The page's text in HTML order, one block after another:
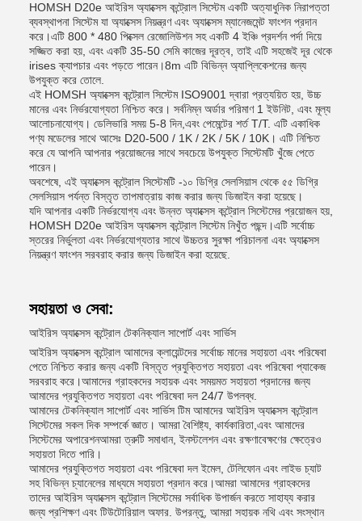
HOMSH D20e আইরিস অ্যাক্সেস কন্ট্রোল সিস্টেম একটি অত্যাধুনিক নিরাপত্তা
ব্যবস্থাপনা সিস্টেম যা অ্যাক্সেস নিয়ন্ত্রণ এবং অ্যাক্সেস ম্যানেজমেন্ট ফাংশন প্রদান
করে।এটি 800 * 480 পিক্সেল রেজোলিউশন সহ একটি 4 ইঞ্চি প্রদর্শন পর্দা দিয়ে
সজ্জিত করা হয়, এবং একটি 35-50 সেমি কাজের দূরত্ব, তাই এটি সহজেই দূর থেকে
irises ক্যাপচার এবং পড়তে পারেন।8m এটি বিভিন্ন অ্যাপ্লিকেশনের জন্য
উপযুক্ত করে তোলে.
এই HOMSH অ্যাক্সেস কন্ট্রোল সিস্টেম ISO9001 দ্বারা প্রত্যয়িত হয়, উচ্চ
মানের এবং নির্ভরযোগ্যতা নিশ্চিত করে। সর্বনিম্ন অর্ডার পরিমাণ 1 ইউনিট, এবং মূল্য
আলোচনাযোগ্য। ডেলিভারি সময় 5-8 দিন,এবং পেমেন্টের শর্ত T/T. এটি একাধিক
পণ্য মডেলের সাথে আসেঃ D20-500 / 1K / 2K / 5K / 10K। এটি নিশ্চিত
করে যে আপনি আপনার প্রয়োজনের সাথে সবচেয়ে উপযুক্ত সিস্টেমটি খুঁজে পেতে
পারেন।
অবশেষে, এই অ্যাক্সেস কন্ট্রোল সিস্টেমটি -১০ ডিগ্রি সেলসিয়াস থেকে ৫৫ ডিগ্রি
সেলসিয়াস পর্যন্ত বিস্তৃত তাপমাত্রায় কাজ করার জন্য ডিজাইন করা হয়েছে।
যদি আপনার একটি নির্ভরযোগ্য এবং উন্নত অ্যাক্সেস কন্ট্রোল সিস্টেমের প্রয়োজন হয়,
HOMSH D20e আইরিস অ্যাক্সেস কন্ট্রোল সিস্টেম নিখুঁত পছন্দ।এটি সর্বোচ্চ
স্তরের নির্ভুলতা এবং নির্ভরযোগ্যতার সাথে উচ্চতর সুরক্ষা পরিচালনা এবং অ্যাক্সেস
নিয়ন্ত্রণ ফাংশন সরবরাহ করার জন্য ডিজাইন করা হয়েছে.
সহায়তা ও সেবা:
আইরিস অ্যাক্সেস কন্ট্রোল টেকনিক্যাল সাপোর্ট এবং সার্ভিস
আইরিস অ্যাক্সেস কন্ট্রোল আমাদের ক্লায়েন্টদের সর্বোচ্চ মানের সহায়তা এবং পরিষেবা
পেতে নিশ্চিত করার জন্য একটি বিস্তৃত প্রযুক্তিগত সহায়তা এবং পরিষেবা প্যাকেজ
সরবরাহ করে।আমাদের গ্রাহকদের সহায়ক এবং সময়মত সহায়তা প্রদানের জন্য
আমাদের প্রযুক্তিগত সহায়তা এবং পরিষেবা দল 24/7 উপলব্ধ.
আমাদের টেকনিক্যাল সাপোর্ট এবং সার্ভিস টিম আমাদের আইরিস অ্যাক্সেস কন্ট্রোল
সিস্টেমের সকল দিক সম্পর্কে জ্ঞাত। আমরা বৈশিষ্ট্য, কার্যকারিতা,এবং আমাদের
সিস্টেমের অপারেশনআমরা ত্রুটি সমাধান, ইনস্টলেশন এবং রক্ষণাবেক্ষণের ক্ষেত্রেও
সহায়তা দিতে পারি।
আমাদের প্রযুক্তিগত সহায়তা এবং পরিষেবা দল ইমেল, টেলিফোন এবং লাইভ চ্যাট
সহ বিভিন্ন চ্যানেলের মাধ্যমে সহায়তা প্রদান করে।আমরা আমাদের গ্রাহকদের
তাদের আইরিস অ্যাক্সেস কন্ট্রোল সিস্টেমের সর্বাধিক উপার্জন করতে সাহায্য করার
জন্য প্রশিক্ষণ এবং টিউটোরিয়াল অফার. উপরন্তু, আমরা সহায়ক নথি এবং সংস্থান